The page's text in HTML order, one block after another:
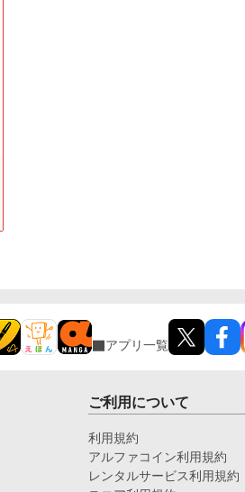
アプリ一覧
ご利用について
利用規約
アルファコイン利用規約
レンタルサービス利用規約